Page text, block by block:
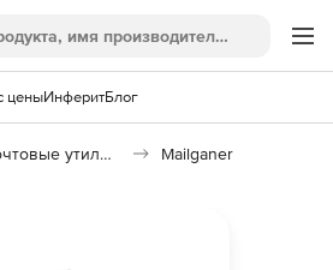
ценыИнферитБлог
Почтовые утилиты Mailganer